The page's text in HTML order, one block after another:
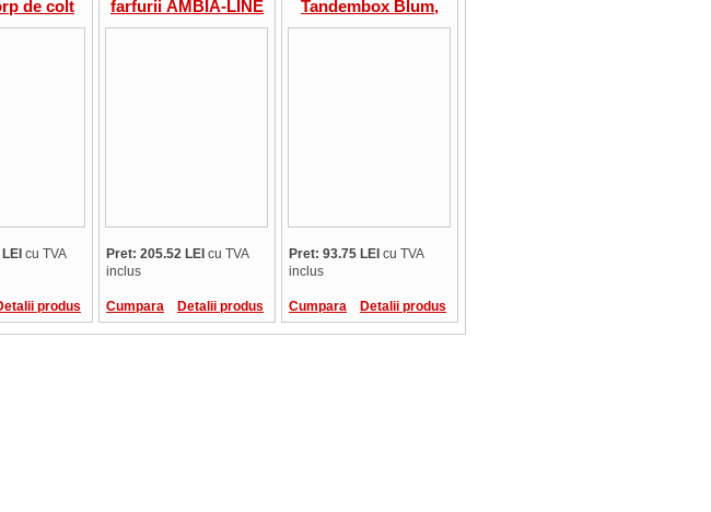
de colt
Blum,
cu TVA
produs
farfurii AMBIA-LINE
Blum
Pret: 205.52 LEI cu TVA
inclus
Cumpara Detalii produs
Tandembox Blum,
compartimentare
Pret: 93.75 LEI cu TVA
inclus
Cumpara Detalii produs